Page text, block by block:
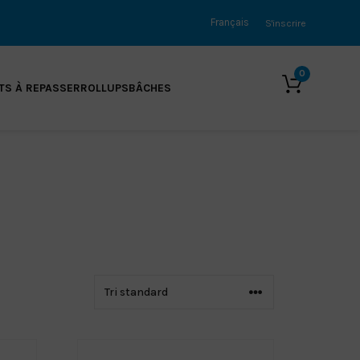
Français S'inscrire
À REPASSERROLLUPSBÂCHES
0